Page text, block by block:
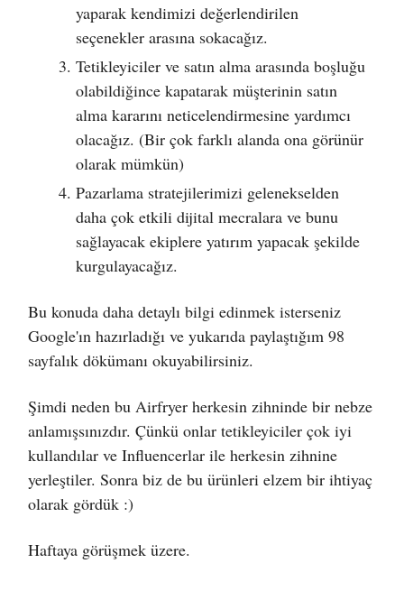
yaparak kendimizi değerlendirilen
seçenekler arasına sokacağız.
Tetikleyiciler ve satın alma arasında boşluğu
olabildiğince kapatarak müşterinin satın
alma kararını neticelendirmesine yardımcı
olacağız. (Bir çok farklı alanda ona görünür
olarak mümkün)
Pazarlama stratejilerimizi gelenekselden
daha çok etkili dijital mecralara ve bunu
sağlayacak ekiplere yatırım yapacak şekilde
kurgulayacağız.
Bu konuda daha detaylı bilgi edinmek isterseniz
Google'ın hazırladığı ve yukarıda paylaştığım 98
sayfalık dökümanı okuyabilirsiniz.
Şimdi neden bu Airfryer herkesin zihninde bir nebze
anlamışsınızdır. Çünkü onlar tetikleyiciler çok iyi
kullandılar ve Influencerlar ile herkesin zihnine
yerleştiler. Sonra biz de bu ürünleri elzem bir ihtiyaç
olarak gördük :)
Haftaya görüşmek üzere.